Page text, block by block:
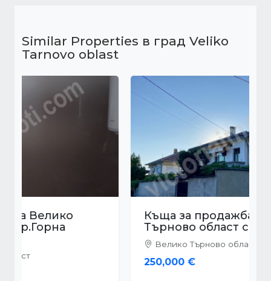
Similar Properties в град Veliko
Tarnovo oblast
Къща за продажба Велико
Търново област с.Беляковец
Велико Търново област